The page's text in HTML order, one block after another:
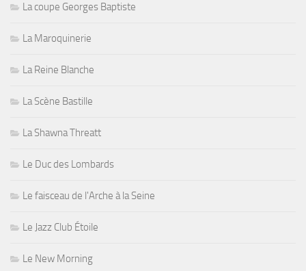
La coupe Georges Baptiste
La Maroquinerie
La Reine Blanche
La Scène Bastille
La Shawna Threatt
Le Duc des Lombards
Le faisceau de l'Arche à la Seine
Le Jazz Club Étoile
Le New Morning